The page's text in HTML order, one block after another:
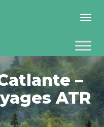
Toggle
–
ATR